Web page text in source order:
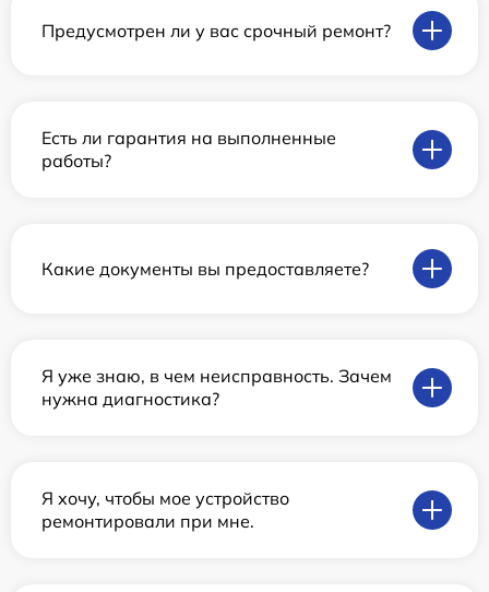
Предусмотрен ли у вас срочный ремонт?
Есть ли гарантия на выполненные
работы?
Какие документы вы предоставляете?
Я уже знаю, в чем неисправность. Зачем
нужна диагностика?
Я хочу, чтобы мое устройство
ремонтировали при мне.